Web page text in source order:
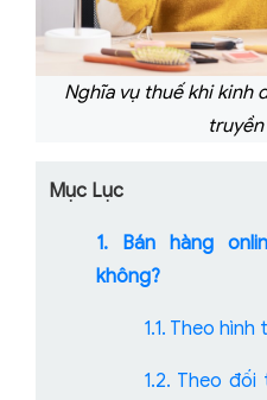
Nghĩa vụ thuế khi kinh
Mục Lục
1. Bán hàng
không?
1.1. Theo
1.2. Theo